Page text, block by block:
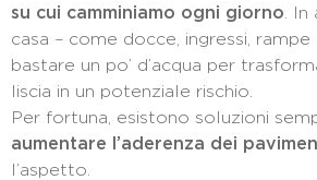
su cui camminiamo ogni giorno .
casa – come docce, ingressi,
bastare un po’ d’acqua per
liscia in un potenziale rischio.
Per fortuna, esistono soluzioni
aumentare l’aderenza dei
l’aspetto.